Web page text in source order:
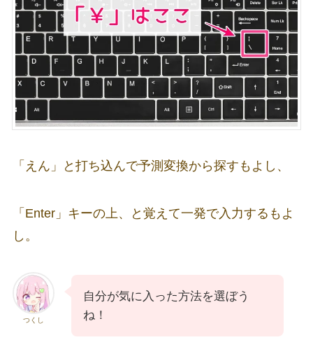
「えん」と打ち込んで予測変換から探すもよし、
「Enter」キーの上、と覚えて一発で入力するもよ
し。
つくし
自分が気に入った方法を選ぼう
ね！